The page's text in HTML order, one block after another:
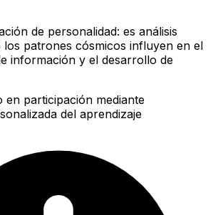
de personalidad: es análisis
los patrones cósmicos influyen en el
información y el desarrollo de
en participación mediante
del aprendizaje